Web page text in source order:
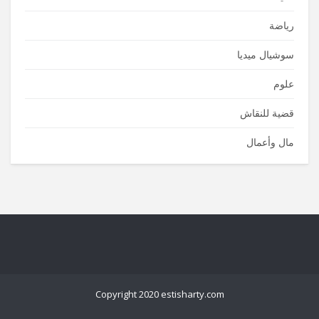
رياضة
سوشيال ميديا
علوم
قضية للنقاش
مال وأعمال
Copyright 2020 estisharty.com